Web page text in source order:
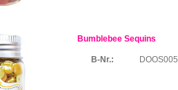
Bumblebee Sequins
B-Nr.: DOOS005